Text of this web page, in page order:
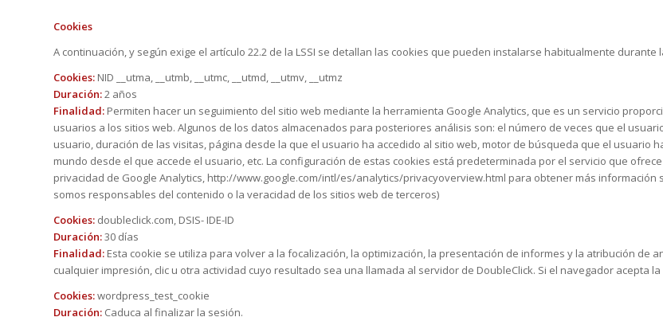
Cookies
A continuación, y según exige el artículo 22.2 de la LSSI se detallan las cookies que pueden instalarse habitualmente durante
Cookies: NID __utma, __utmb, __utmc, __utmd, __utmv, __utmz
Duración:2 años
Finalidad: Permiten hacer un seguimiento del sitio web mediante la herramienta Google Analytics, que es un servicio
usuarios a los sitios web. Algunos de los datos almacenados para posteriores análisis son: el número de veces que el
usuario, duración de las visitas, página desde la que el usuario ha accedido al sitio web, motor de búsqueda que el usuario
mundo desde el que accede el usuario, etc. La configuración de estas cookies está predeterminada por el servicio que
privacidad de Google Analytics, http://www.google.com/intl/es/analytics/privacyoverview.html para obtener más
somos responsables del contenido o la veracidad de los sitios web de terceros)
Cookies: doubleclick.com, DSIS- IDE-ID
Duración:30 días
Finalidad: Esta cookie se utiliza para volver a la focalización, la optimización, la presentación de informes y la atribución de
cualquier impresión, clic u otra actividad cuyo resultado sea una llamada al servidor de DoubleClick. Si el navegador acepta
Cookies:wordpress_test_cookie
Duración: Caduca al finalizar la sesión.